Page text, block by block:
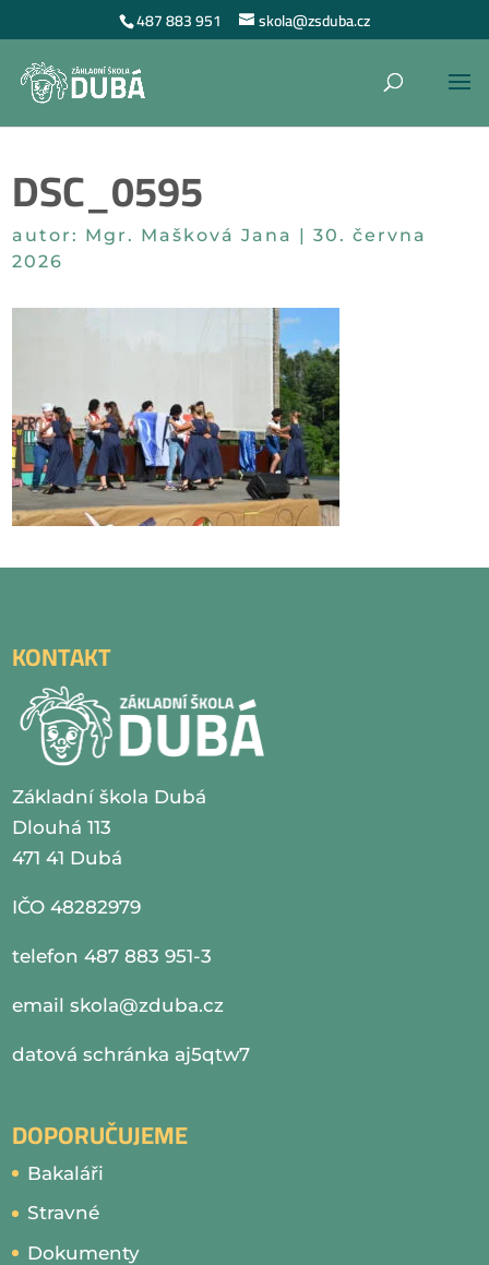
487 883 951 skola@zsduba.cz
DSC_0595
autor: Mgr. Mašková Jana |30. června
2026
KONTAKT
Základní škola Dubá
Dlouhá 113
471 41 Dubá
IČO 48282979
telefon 487 883 951-3
emailskola@zduba.cz
datová schránka aj5qtw7
DOPORUČUJEME
Bakaláři
Stravné
Dokumenty